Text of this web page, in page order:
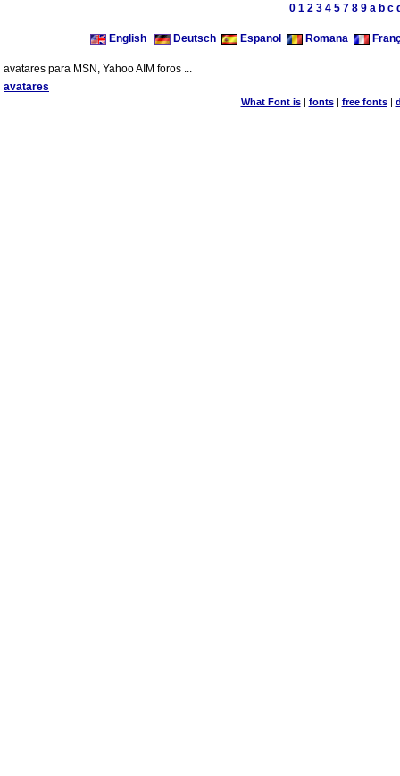
0 1 2 3 4 5 7 8 9 a b c
English Deutsch Espanol Romana
avatares para MSN, Yahoo AIM foros ...
avatares
What Font is| fonts| free fonts|